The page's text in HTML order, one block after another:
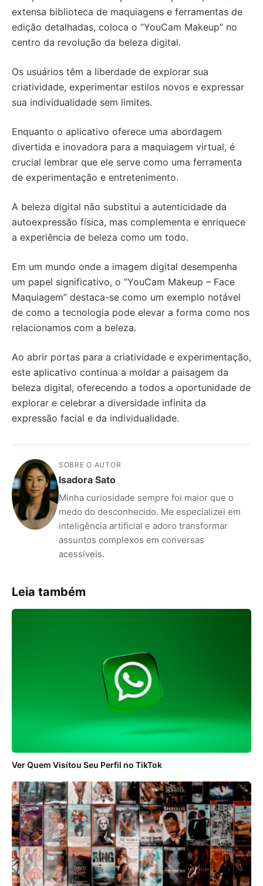
extensa biblioteca de maquiagens e ferramentas de
edição detalhadas, coloca o “YouCam Makeup” no
centro da revolução da beleza digital.
Os usuários têm a liberdade de explorar sua
criatividade, experimentar estilos novos e expressar
sua individualidade sem limites.
Enquanto o aplicativo oferece uma abordagem
divertida e inovadora para a maquiagem virtual, é
crucial lembrar que ele serve como uma ferramenta
de experimentação e entretenimento.
A beleza digital não substitui a autenticidade da
autoexpressão física, mas complementa e enriquece
a experiência de beleza como um todo.
Em um mundo onde a imagem digital desempenha
um papel significativo, o “YouCam Makeup – Face
Maquiagem” destaca-se como um exemplo notável
de como a tecnologia pode elevar a forma como nos
relacionamos com a beleza.
Ao abrir portas para a criatividade e experimentação,
este aplicativo continua a moldar a paisagem da
beleza digital, oferecendo a todos a oportunidade de
explorar e celebrar a diversidade infinita da
expressão facial e da individualidade.
SOBRE O AUTOR
Isadora Sato
Minha curiosidade sempre foi maior que o
medo do desconhecido. Me especializei em
inteligência artificial e adoro transformar
assuntos complexos em conversas
acessíveis.
Leia também
Ver Quem Visitou Seu Perfil no TikTok